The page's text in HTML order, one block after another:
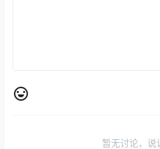
暂无讨论，说